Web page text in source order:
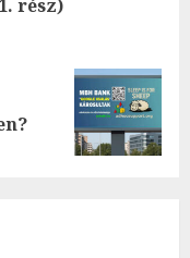
rész)